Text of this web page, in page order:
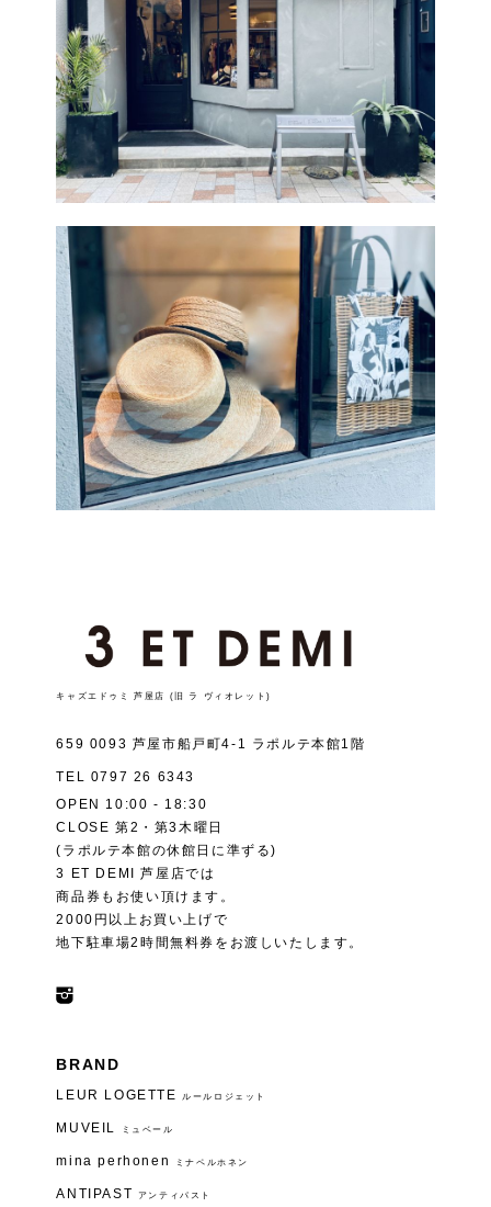
キャズエドゥミ 芦屋店 (旧 ラ ヴィオレット)
659 0093 芦屋市船戸町4-1 ラポルテ本館1階
TEL 0797 26 6343
OPEN 10:00 - 18:30
CLOSE 第2・第3木曜日
(ラポルテ本館の休館日に準ずる)
3 ET DEMI 芦屋店では
商品券もお使い頂けます。
2000円以上お買い上げで
地下駐車場2時間無料券をお渡しいたします。
BRAND
LEUR LOGETTEルールロジェット
MUVEIL ミュベール
mina perhonen ミナペルホネン
ANTIPAST アンティパスト